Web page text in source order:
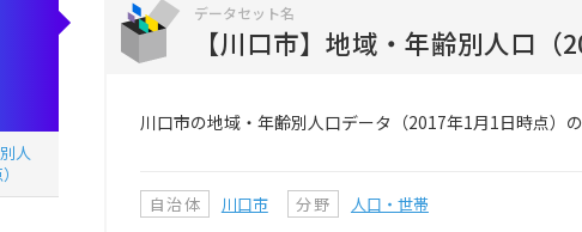
データセット名
【川口市】地域・年齢別人口（
川口市の地域・年齢別人口データ（2017年1月1日時点）の
自治体 川口市 分野 人口・世帯
人